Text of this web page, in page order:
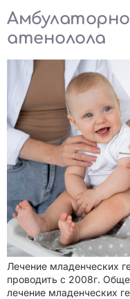
атенолола
Лечение младенческих
проводить с 2008г.
лечение младенческих